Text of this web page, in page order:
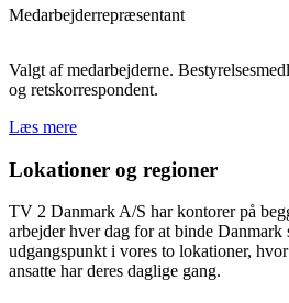
Medarbejderrepræsentant
Valgt af medarbejderne.
og retskorrespondent.
Læs mere
Lokationer og regioner
TV 2 Danmark A/S har kontorer på
arbejder hver dag for at binde Danmark
udgangspunkt i vores to lokationer,
ansatte har deres daglige gang.